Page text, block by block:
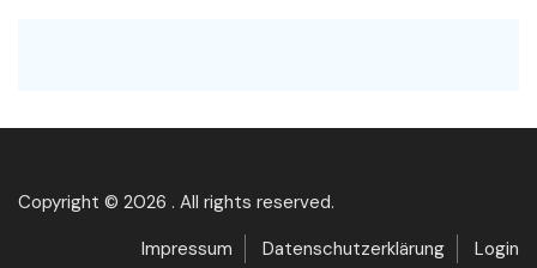
Copyright © 2026 . All rights reserved.
Impressum
Datenschutzerklärung Login